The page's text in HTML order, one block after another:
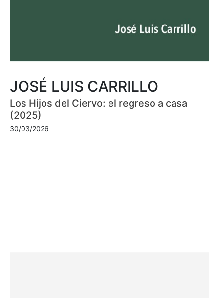
JOSÉ LUIS CARRILLO
Los Hijos del Ciervo: el regreso a casa
(2025)
30/03/2026